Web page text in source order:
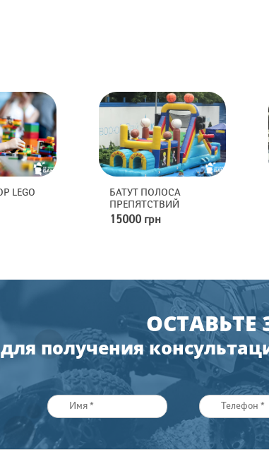
БАТУТ ПОЛОСА
ПРЕПЯТСТВИЙ
ГОНКИ
ОСТАВЬТЕ
для получения